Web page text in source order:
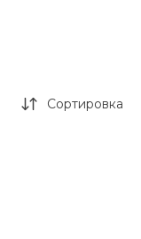
Сортировка